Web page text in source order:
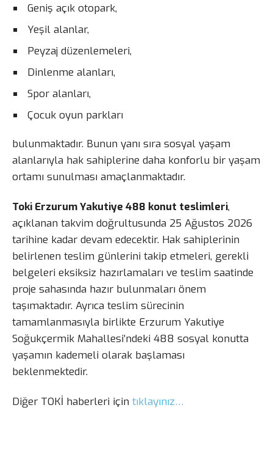
Geniş açık otopark,
Yeşil alanlar,
Peyzaj düzenlemeleri,
Dinlenme alanları,
Spor alanları,
Çocuk oyun parkları
bulunmaktadır. Bunun yanı sıra sosyal yaşam
alanlarıyla hak sahiplerine daha konforlu bir yaşam
ortamı sunulması amaçlanmaktadır.
Toki Erzurum Yakutiye 488 konut teslimleri,
açıklanan takvim doğrultusunda 25 Ağustos 2026
tarihine kadar devam edecektir. Hak sahiplerinin
belirlenen teslim günlerini takip etmeleri, gerekli
belgeleri eksiksiz hazırlamaları ve teslim saatinde
proje sahasında hazır bulunmaları önem
taşımaktadır. Ayrıca teslim sürecinin
tamamlanmasıyla birlikte Erzurum Yakutiye
Soğukçermik Mahallesi’ndeki 488 sosyal konutta
yaşamın kademeli olarak başlaması
beklenmektedir.
Diğer TOKİ haberleri için tıklayınız…